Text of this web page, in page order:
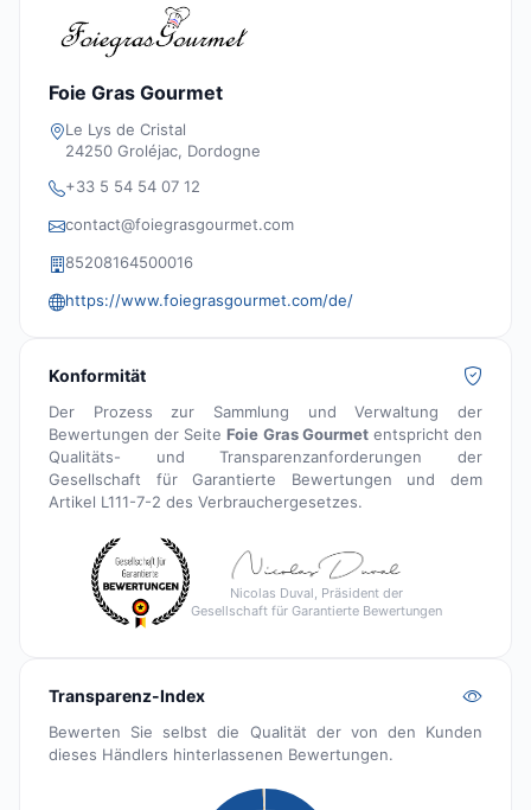
Foie Gras Gourmet
Le Lys de Cristal
24250 Groléjac, Dordogne
+33 5 54 54 07 12
contact@foiegrasgourmet.com
85208164500016
https://www.foiegrasgourmet.com/de/
Konformität
Der Prozess zur Sammlung und Verwaltung der
Bewertungen der SeiteFoie Gras Gourmetentspricht den
Qualitäts- und Transparenzanforderungen der
Gesellschaft für Garantierte Bewertungen und dem
Artikel L111-7-2 des Verbrauchergesetzes.
Nicolas Duval, Präsident der
Gesellschaft für Garantierte Bewertungen
Transparenz-Index
Bewerten Sie selbst die Qualität der von den Kunden
dieses Händlers hinterlassenen Bewertungen.